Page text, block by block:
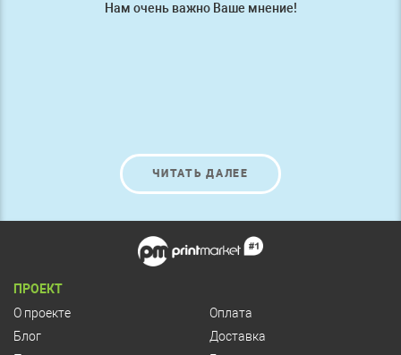
Нам очень важно Ваше мнение!
ЧИТАТЬ ДАЛЕЕ
ПРОЕКТ
О проекте
Блог
Оплата
Доставка